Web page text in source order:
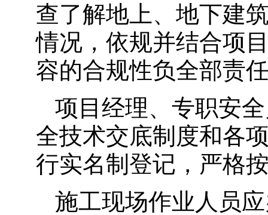
查了解地上、地下建
情况，依规并结合项
容的合规性负全部责
项目经理、专职安
全技术交底制度和各
行实名制登记，严格
施工现场作业人员